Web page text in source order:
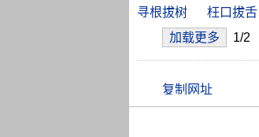
寻根拔树
枉口拔舌
加载更多
1/2